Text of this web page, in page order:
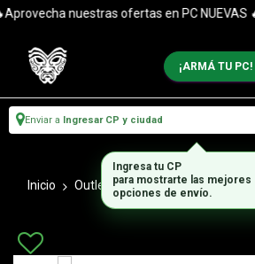
nuestras ofertas en PC NUEVAS
¡ARMÁ TU PC!
Enviar a Ingresar CP y ciudad
Inicio Outlet Chapas Mother
Ingresa tu CP
para mostrarte las mejores
opciones de envío.